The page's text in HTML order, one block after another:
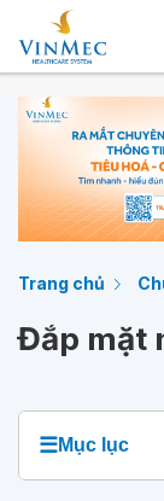
Trang chủ
Đắp mặt
☰Mục lục